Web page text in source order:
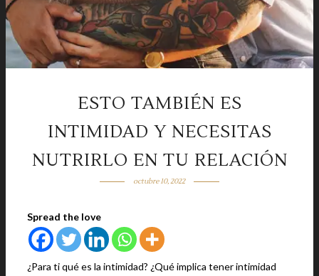
ESTO TAMBIÉN ES
INTIMIDAD Y NECESITAS
NUTRIRLO EN TU RELACIÓN
octubre 10, 2022
Spread the love
¿Para ti qué es la intimidad? ¿Qué implica tener intimidad